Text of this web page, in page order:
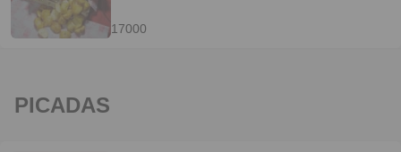
17000
PICADAS